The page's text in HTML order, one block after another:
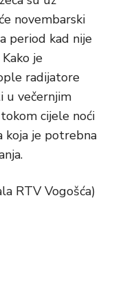
novembarski
period kad nije
je
radijatore
u večernjim
cijele noći
koja je potrebna
RTV Vogošća)